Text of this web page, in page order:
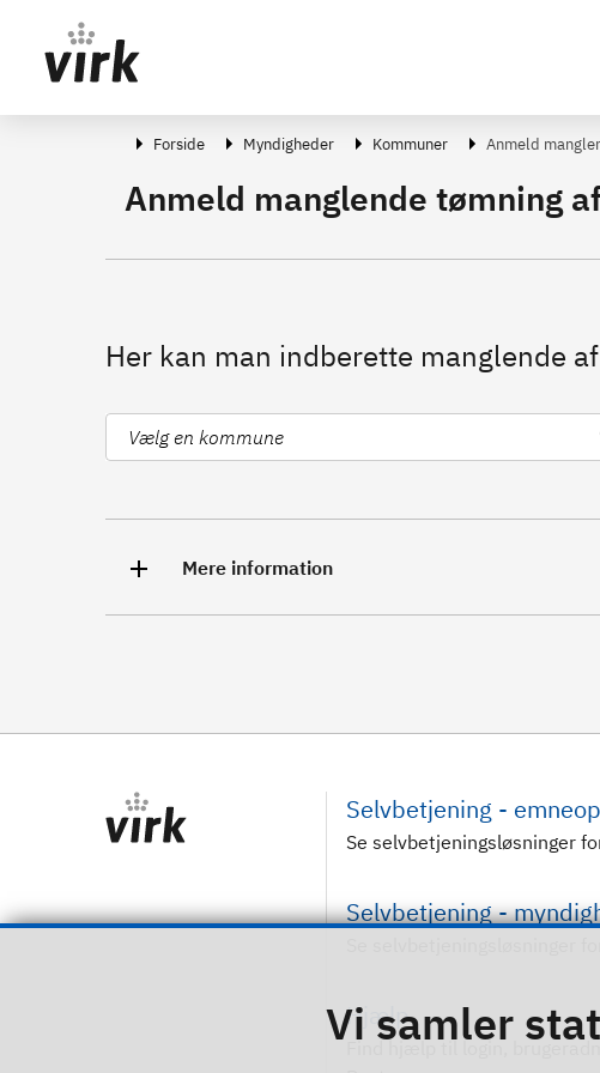
Vi samler
Forside Myndigheder Kommuner Anmeld
Anmeld manglende tømning
Her kan man indberette manglende
Mere information
Selvbetjening -
Se selvbetjeningsløsninger
Selvbetjening -
Hjælp